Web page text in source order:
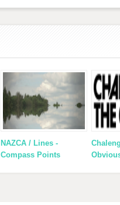
NAZCA / Lines -
Compass Points